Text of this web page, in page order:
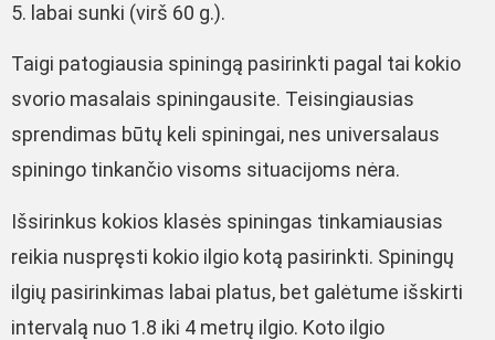
5. labai sunki (virš 60 g.).
Taigi patogiausia spiningą pasirinkti pagal tai kokio
svorio masalais spiningausite. Teisingiausias
sprendimas būtų keli spiningai, nes universalaus
spiningo tinkančio visoms situacijoms nėra.
Išsirinkus kokios klasės spiningas tinkamiausias
reikia nuspręsti kokio ilgio kotą pasirinkti. Spiningų
ilgių pasirinkimas labai platus, bet galėtume išskirti
intervalą nuo 1.8 iki 4 metrų ilgio. Koto ilgio